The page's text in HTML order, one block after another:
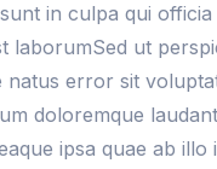
in culpa qui
laborumSed ut
natus error sit
doloremque
ipsa quae ab illo